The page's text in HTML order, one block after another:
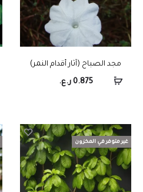
مجد الصباح (آثار أقدام النمر)
0.875 ر.ع.
غير متوفر في المخزون